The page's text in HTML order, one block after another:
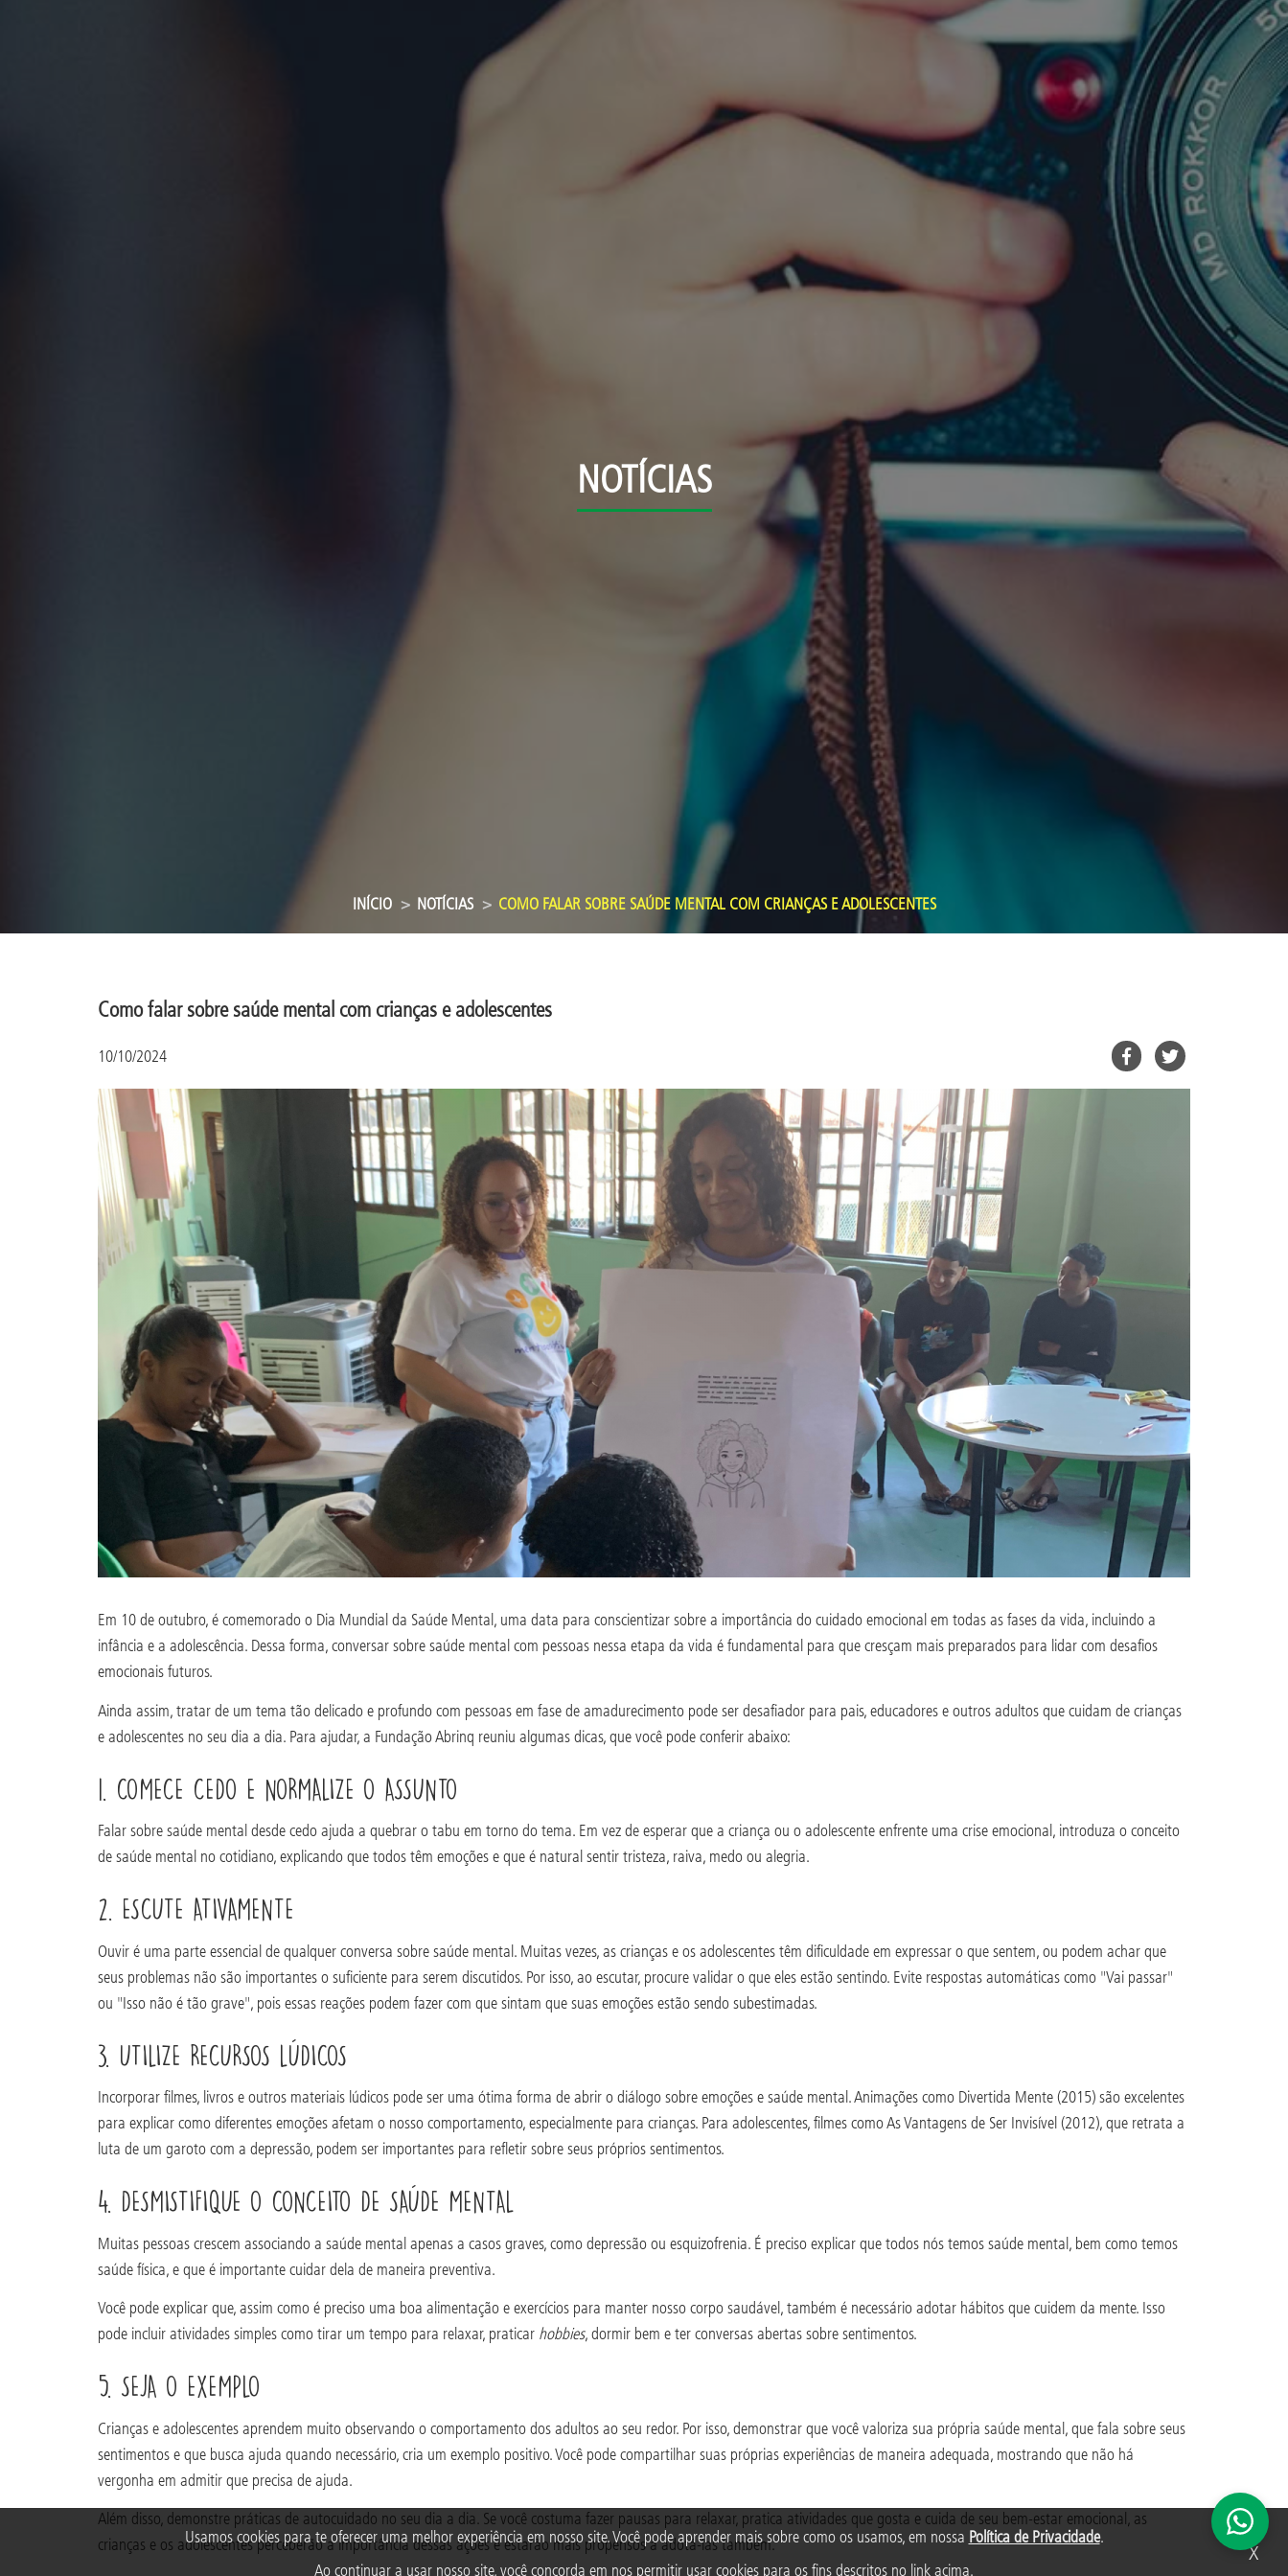
NOTÍCIAS
INÍCIO NOTÍCIAS COMO FALAR SOBRE SAÚDE MENTAL COM CRIANÇAS E ADOLESCENTES
Como falar sobre saúde mental com crianças e adolescentes
Usamos cookies para te oferecer uma melhor experiência em nosso site. Você pode aprender mais sobre como os usamos, em nossa Política de Privacidade.
Ao continuar a usar nosso site, você concorda em nos permitir usar cookies para os fins descritos no link acima.
X
10/10/2024
Em 10 de outubro, é comemorado o Dia Mundial da Saúde Mental, uma data para conscientizar sobre a importância do cuidado emocional em todas as fases da vida, incluindo a
infância e a adolescência. Dessa forma, conversar sobre saúde mental com pessoas nessa etapa da vida é fundamental para que cresçam mais preparados para lidar com desafios
emocionais futuros.
Ainda assim, tratar de um tema tão delicado e profundo com pessoas em fase de amadurecimento pode ser desafiador para pais, educadores e outros adultos que cuidam de crianças
e adolescentes no seu dia a dia. Para ajudar, a Fundação Abrinq reuniu algumas dicas, que você pode conferir abaixo:
1. COMECE CEDO E NORMALIZE O ASSUNTO
Falar sobre saúde mental desde cedo ajuda a quebrar o tabu em torno do tema. Em vez de esperar que a criança ou o adolescente enfrente uma crise emocional, introduza o conceito
de saúde mental no cotidiano, explicando que todos têm emoções e que é natural sentir tristeza, raiva, medo ou alegria.
2. ESCUTE ATIVAMENTE
Ouvir é uma parte essencial de qualquer conversa sobre saúde mental. Muitas vezes, as crianças e os adolescentes têm dificuldade em expressar o que sentem, ou podem achar que
seus problemas não são importantes o suficiente para serem discutidos. Por isso, ao escutar, procure validar o que eles estão sentindo. Evite respostas automáticas como "Vai passar"
ou "Isso não é tão grave", pois essas reações podem fazer com que sintam que suas emoções estão sendo subestimadas.
3. UTILIZE RECURSOS LÚDICOS
Incorporar filmes, livros e outros materiais lúdicos pode ser uma ótima forma de abrir o diálogo sobre emoções e saúde mental. Animações como Divertida Mente (2015) são excelentes
para explicar como diferentes emoções afetam o nosso comportamento, especialmente para crianças. Para adolescentes, filmes como As Vantagens de Ser Invisível (2012), que retrata a
luta de um garoto com a depressão, podem ser importantes para refletir sobre seus próprios sentimentos.
4. DESMISTIFIQUE O CONCEITO DE SAÚDE MENTAL
Muitas pessoas crescem associando a saúde mental apenas a casos graves, como depressão ou esquizofrenia. É preciso explicar que todos nós temos saúde mental, bem como temos
saúde física, e que é importante cuidar dela de maneira preventiva.
Você pode explicar que, assim como é preciso uma boa alimentação e exercícios para manter nosso corpo saudável, também é necessário adotar hábitos que cuidem da mente. Isso
pode incluir atividades simples como tirar um tempo para relaxar, praticar hobbies, dormir bem e ter conversas abertas sobre sentimentos.
5. SEJA O EXEMPLO
Crianças e adolescentes aprendem muito observando o comportamento dos adultos ao seu redor. Por isso, demonstrar que você valoriza sua própria saúde mental, que fala sobre seus
sentimentos e que busca ajuda quando necessário, cria um exemplo positivo. Você pode compartilhar suas próprias experiências de maneira adequada, mostrando que não há
vergonha em admitir que precisa de ajuda.
Além disso, demonstre práticas de autocuidado no seu dia a dia. Se você costuma fazer pausas para relaxar, pratica atividades que gosta e cuida de seu bem-estar emocional, as
crianças e os adolescentes perceberão a importância dessas ações e estarão mais propensos a adotá-las também.